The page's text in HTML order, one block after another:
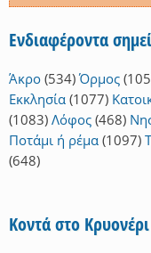
Ενδιαφέροντα
Άκρο (534) Όρμος
Εκκλησία (1077)
(1083) Λόφος (468)
Ποτάμι ή ρέμα (1097)
(648)
Κοντά στο